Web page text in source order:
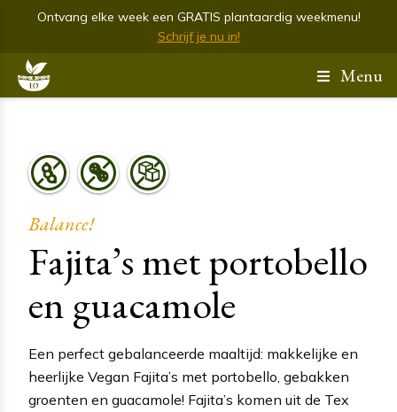
Ontvang elke week een GRATIS plantaardig weekmenu!
Schrijf je nu in!
Menu
Balance!
Fajita’s met portobello
en guacamole
Een perfect gebalanceerde maaltijd: makkelijke en
heerlijke Vegan Fajita’s met portobello, gebakken
groenten en guacamole! Fajita’s komen uit de Tex